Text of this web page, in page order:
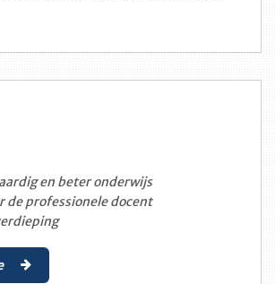
en beter onderwijs
de professionele docent